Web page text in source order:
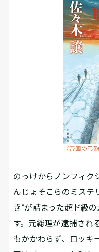
『帝国の弔
のっけからノンフィク
んじょそこらのミステ
き”が詰まった超ド級
す。元総理が逮捕され
もかかわらず、ロッキ